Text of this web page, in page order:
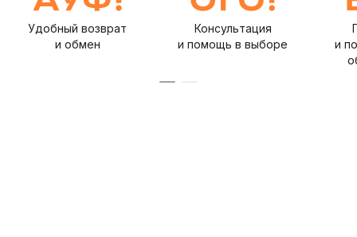
Удобный возврат
и обмен
Консультация
и помощь в выборе
и